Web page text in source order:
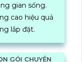
gian sống.
cao hiệu quả
lắp đặt.
GÓI CHUYÊN